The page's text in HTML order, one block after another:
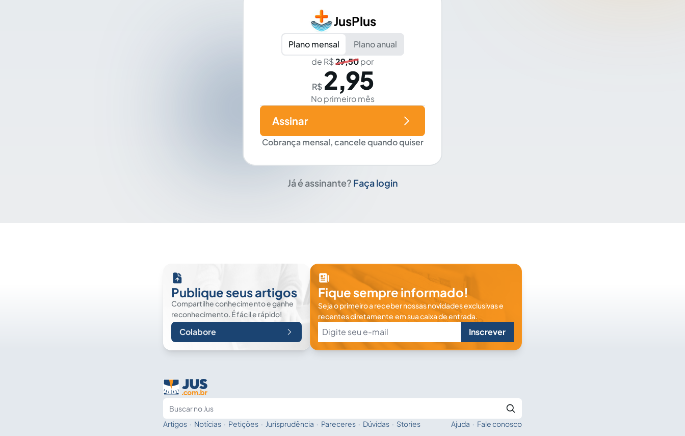
JusPlus
Plano mensal
Plano anual
de R$29,50por
R$ 2,95
No primeiro mês
Cobrança mensal, cancele quando quiser
Assinar
Já é assinante? Faça login
Publique seus artigos
Compartilhe conhecimento e ganhe
reconhecimento. É fácil e rápido!
Colabore
Fique sempre informado!
Seja o primeiro a receber nossas novidades exclusivas e
recentes diretamente em sua caixa de entrada.
Inscrever
Artigos · Notícias · Petições · Jurisprudência · Pareceres · Dúvidas · Stories Ajuda · Fale conosco